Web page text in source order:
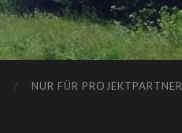
NUR FÜR PROJEKTPARTNER